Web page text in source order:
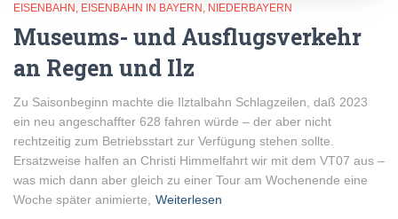
EISENBAHN EISENBAHN IN BAYERN NIEDERBAYERN
Museums- und Ausflugsverkehr
an Regen und Ilz
Zu Saisonbeginn machte die Ilztalbahn Schlagzeilen, daß 2023
ein neu angeschaffter 628 fahren würde – der aber nicht
rechtzeitig zum Betriebsstart zur Verfügung stehen sollte.
Ersatzweise halfen an Christi Himmelfahrt wir mit dem VT07 aus –
was mich dann aber gleich zu einer Tour am Wochenende eine
Woche später animierte,
Weiterlesen